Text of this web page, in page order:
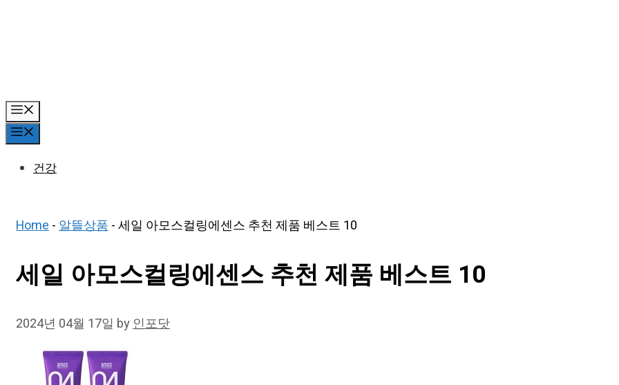
건강
Home-알뜰상품-세일 아모스컬링에센스 추천 제품 베스트 10
세일 아모스컬링에센스 추천 제품 베스트 10
2024년 04월 17일 by인포닷